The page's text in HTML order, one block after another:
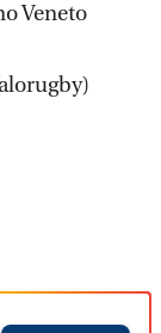
Veneto